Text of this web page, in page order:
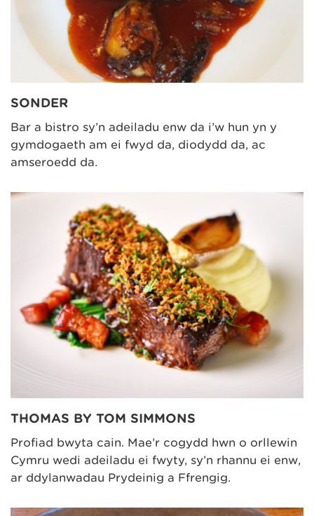
SONDER
Bar a bistro sy’n adeiladu enw da i’w hun yn y
gymdogaeth am ei fwyd da, diodydd da, ac
amseroedd da.
THOMAS BY TOM SIMMONS
Profiad bwyta cain. Mae’r cogydd hwn o orllewin
Cymru wedi adeiladu ei fwyty, sy’n rhannu ei enw,
ar ddylanwadau Prydeinig a Ffrengig.